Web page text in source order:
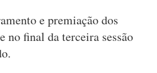
e premiação dos
no final da terceira sessão